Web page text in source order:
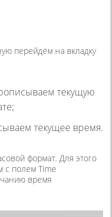
перейдём на вкладку
текущую
текущее время.
формат. Для этого
с полем Time
время